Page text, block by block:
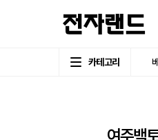
카테고리
여주백